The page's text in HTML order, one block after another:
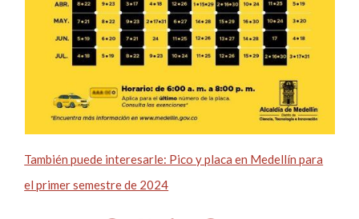
También puede interesarle: Pico y placa en Medellín para
el primer semestre de 2024